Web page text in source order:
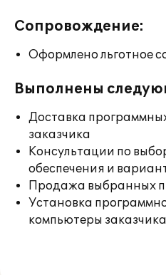
Сопровождение:
Оформлено льготное
Выполнены
Доставка
заказчика
Консультации по
обеспечения и
Продажа выбранных
Установка
компьютеры заказчика